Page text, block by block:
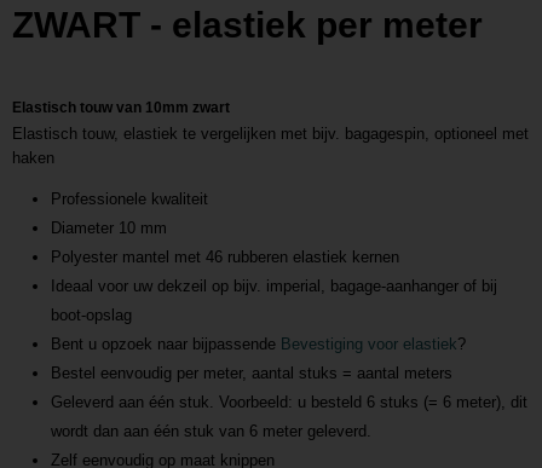
0,50 Kg
ZWART - elastiek per meter
Elastisch touw van 10mm zwart
Elastisch touw, elastiek te vergelijken met bijv. bagagespin, optioneel met
haken
Professionele kwaliteit
Diameter 10 mm
Polyester mantel met 46 rubberen elastiek kernen
Ideaal voor uw dekzeil op bijv. imperial, bagage-aanhanger of bij
boot-opslag
Bent u opzoek naar bijpassende Bevestiging voor elastiek?
Bestel eenvoudig per meter, aantal stuks = aantal meters
Geleverd aan één stuk. Voorbeeld: u besteld 6 stuks (= 6 meter), dit
wordt dan aan één stuk van 6 meter geleverd.
Zelf eenvoudig op maat knippen